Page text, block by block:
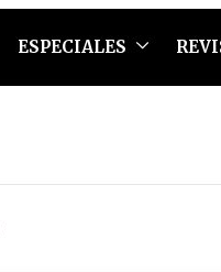
ESPECIALES